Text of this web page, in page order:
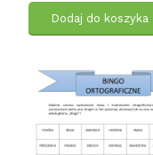
Dodaj do koszyka